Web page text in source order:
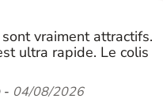
vraiment attractifs.
ultra rapide. Le colis
- 04/08/2026